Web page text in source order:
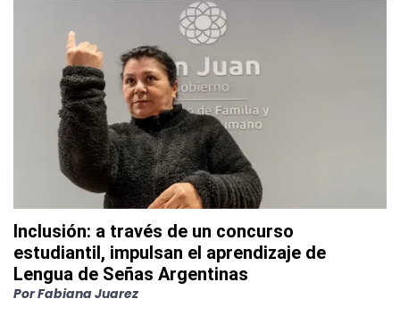
Inclusión: a través de un concurso
estudiantil, impulsan el aprendizaje de
Lengua de Señas Argentinas
PorFabiana Juarez